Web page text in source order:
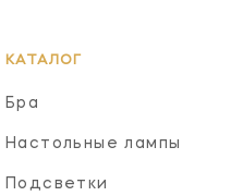
КАТАЛОГ
Бра
Настольные лампы
Подсветки